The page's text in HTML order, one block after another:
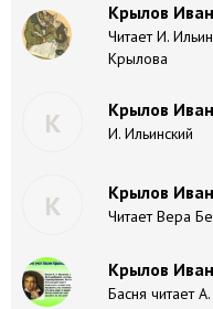
Крылов
Читает И.
Крылова
К Крылов
И. Ильинский
К Крылов
Читает Вера
Крылов
Басня читает